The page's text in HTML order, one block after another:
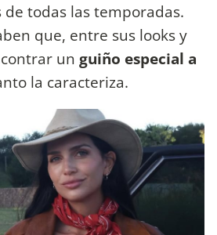
de todas las temporadas.
que, entre sus looks y
un guiño especial a
la caracteriza.